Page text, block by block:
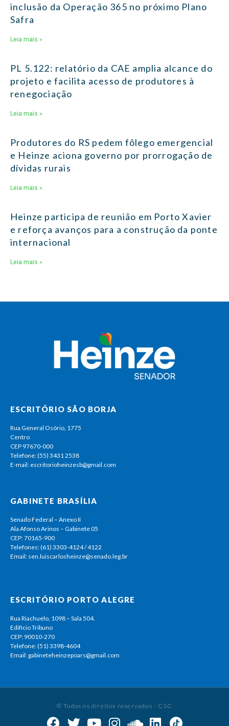
inclusão da Operação 365 no próximo Plano
Safra
Leia mais »
PL 5.122: relatório da CAE amplia alcance do
projeto e facilita acesso de produtores à
renegociação
Leia mais »
Produtores do RS pedem fôlego emergencial
e Heinze aciona governo por prorrogação de
dívidas rurais
Leia mais »
Heinze participa de reunião em Porto Xavier
e reforça avanços para a construção da ponte
internacional
Leia mais »
ESCRITÓRIO SÃO BORJA
Rua General Osório, 1775
Centro
CEP 97670-000
Telefone: (55) 3431 2538
E-mail: escritorioheinzesb@gmail.com
GABINETE BRASÍLIA
Senado Federal – Anexo II
Ala Afonso Arinos – Gabinete 05
CEP: 70165-900
Telefones: (61) 3303-4124 / 4122
Email: sen.luiscarlosheinze@senado.leg.br
ESCRITÓRIO PORTO ALEGRE
Rua Riachuelo, 1098 – Sala 504.
Edifício Tribuno
CEP: 90010-270
Telefone: (51) 3398-4604
Email: gabineteheinzepoars@gmail.com
© Todos os direitos reservados - CSC